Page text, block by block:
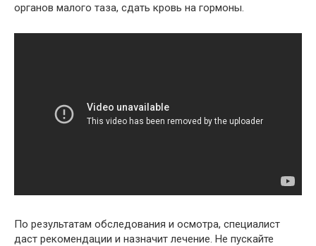
органов малого таза, сдать кровь на гормоны.
По результатам обследования и осмотра, специалист
даст рекомендации и назначит лечение. Не пускайте